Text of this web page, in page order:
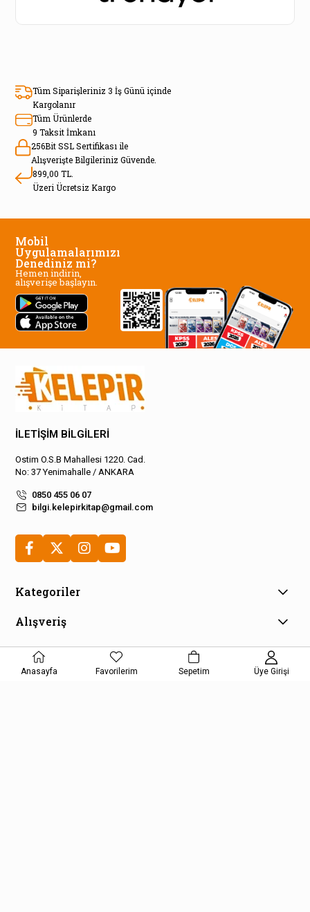
Tüm Siparişleriniz 3 İş Günü içinde
Kargolanır
Tüm Ürünlerde
9 Taksit İmkanı
256Bit SSL Sertifikası ile
Alışverişte Bilgileriniz Güvende.
899,00 TL.
Üzeri Ücretsiz Kargo
Mobil
Uygulamalarımızı
Denediniz mi?
Hemen indirin,
alışverişe başlayın.
İLETİŞİM BİLGİLERİ
Ostim O.S.B Mahallesi 1220. Cad.
No: 37 Yenimahalle / ANKARA
0850 455 06 07
bilgi.kelepirkitap@gmail.com
Kategoriler
Alışveriş
Müşteri Hizmetleri
E-Bülten Aboneliği
Anasayfa Favorilerim Sepetim Üye Girişi